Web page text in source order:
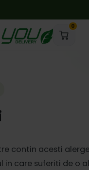
0
contin acesti
in care suferiti de o